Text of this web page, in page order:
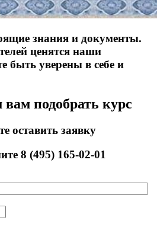
знания и документы.
ценятся наши
уверены в себе и
подобрать курс
оставить заявку
8 (495) 165-02-01